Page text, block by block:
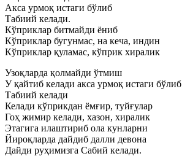
Акса урмоқ истаги бўлиб
Табиий келади.
Кўприклар битмайди ёниб
Кўприклар бугунмас, на кеча, индин
Кўприклар қуламас, кўприк хиралик
Узоқларда қолмайди ўтмиш
У қайтиб келади акса урмоқ истаги бўлиб
Табиий келади
Келади кўприкдан ёмғир, туйғулар
Гоҳ жимир келади, хазон, хиралик
Этагига илаштириб ола кунларни
Йироқларда дайдиб далли девона
Дайди руҳимизга Сабий келади.